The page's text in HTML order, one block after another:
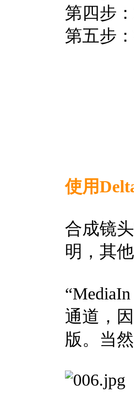
第四步
第五步
使用
合成镜
明，其
通道，
版。当